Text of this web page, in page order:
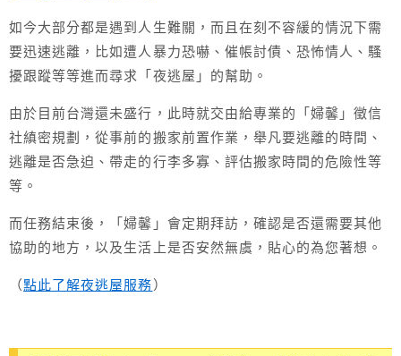
如今大部分都是遇到人生難關，而且在刻不容緩的情況下需
要迅速逃離，比如遭人暴力恐嚇、催帳討債、恐怖情人、騷
擾跟蹤等等進而尋求「夜逃屋」的幫助。
由於目前台灣還未盛行，此時就交由給專業的「婦馨」徵信
社縝密規劃，從事前的搬家前置作業，舉凡要逃離的時間、
逃離是否急迫、帶走的行李多寡、評估搬家時間的危險性等
等。
而任務結束後，「婦馨」會定期拜訪，確認是否還需要其他
協助的地方，以及生活上是否安然無虞，貼心的為您著想。
（點此了解夜逃屋服務）